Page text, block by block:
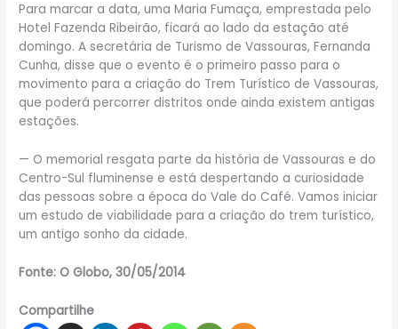
Para marcar a data, uma Maria Fumaça, emprestada pelo
Hotel Fazenda Ribeirão, ficará ao lado da estação até
domingo. A secretária de Turismo de Vassouras, Fernanda
Cunha, disse que o evento é o primeiro passo para o
movimento para a criação do Trem Turístico de Vassouras,
que poderá percorrer distritos onde ainda existem antigas
estações.
— O memorial resgata parte da história de Vassouras e do
Centro-Sul fluminense e está despertando a curiosidade
das pessoas sobre a época do Vale do Café. Vamos iniciar
um estudo de viabilidade para a criação do trem turístico,
um antigo sonho da cidade.
Fonte: O Globo, 30/05/2014
Compartilhe